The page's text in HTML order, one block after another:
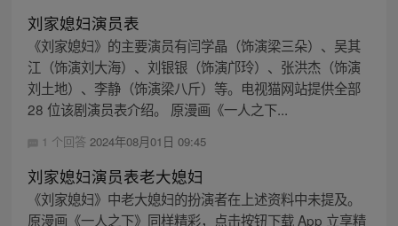
刘家媳妇演员表
《刘家媳妇》的主要演员有闫学晶（饰演梁三朵）、吴其
江（饰演刘大海）、刘银银（饰演邝玲）、张洪杰（饰演
刘土地）、李静（饰演梁八斤）等。电视猫网站提供全部
28 位该剧演员表介绍。 原漫画《一人之下...
1 个回答 2024年08月01日 09:45
刘家媳妇演员表老大媳妇
《刘家媳妇》中老大媳妇的扮演者在上述资料中未提及。
原漫画《一人之下》同样精彩，点击按钮下载 App 立享精